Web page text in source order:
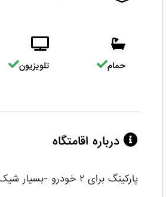
حمام تلویزیون
درباره اقامتگاه
پارکینگ برای ۲ خودرو -بسیار شیک و تمیز سرویس بهداشتی هم در داخل منزل و هم در حیاط دلباز با امکانات کامل